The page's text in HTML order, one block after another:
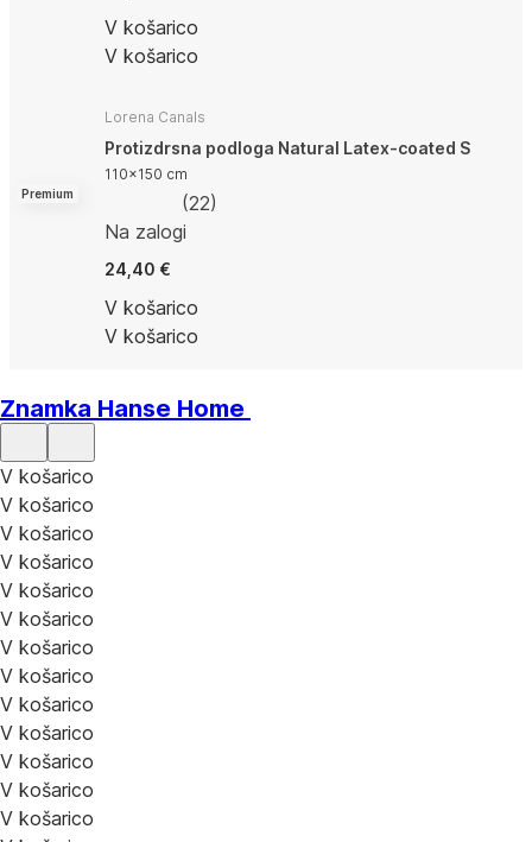
V košarico
V košarico
Premium
Lorena Canals
Protizdrsna podloga Natural Latex-coated S
110x150 cm
(22)
Na zalogi
24,40 €
V košarico
V košarico
Znamka Hanse Home
V košarico
V košarico
V košarico
V košarico
V košarico
V košarico
V košarico
V košarico
V košarico
V košarico
V košarico
V košarico
V košarico